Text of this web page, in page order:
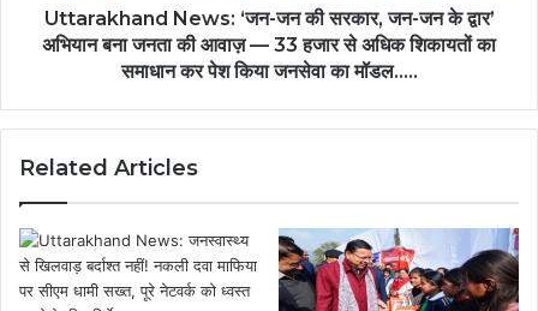
Uttarakhand News: ‘जन-जन की सरकार, जन-जन के द्वार’
अभियान बना जनता की आवाज़ — 33 हजार से अधिक शिकायतों का
समाधान कर पेश किया जनसेवा का मॉडल…..
Related Articles